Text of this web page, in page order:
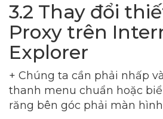
3.2 Thay đổi
Proxy trên
Explorer
+ Chúng ta cần phải nhấp
thanh menu chuẩn hoặc
răng bên góc phải màn